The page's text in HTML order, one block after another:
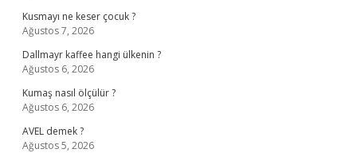
Kusmayı ne keser çocuk ?
Ağustos 7, 2026
Dallmayr kaffee hangi ülkenin ?
Ağustos 6, 2026
Kumaş nasıl ölçülür ?
Ağustos 6, 2026
AVEL demek ?
Ağustos 5, 2026